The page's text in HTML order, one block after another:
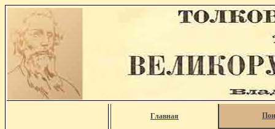
Главная